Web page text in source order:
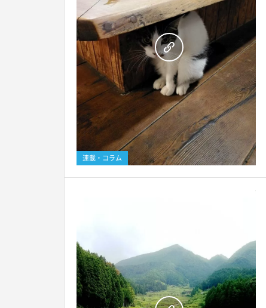
連載・コラム